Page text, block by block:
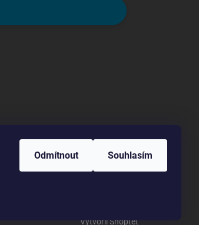
Odmítnout Souhlasím
Vytvořil Shoptet